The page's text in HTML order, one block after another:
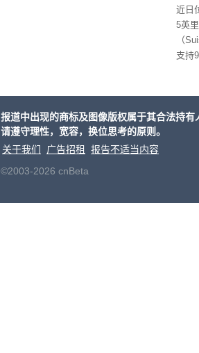
布
近日
5英
（
支持
议会
报道中出现的商标及图像版权属于其合法持
请遵守理性，宽容，换位思考的原则。
关于我们
广告招租
报告不适当内容
©2003-2026 cnBeta